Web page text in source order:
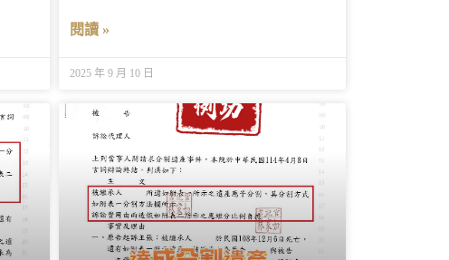
閱讀 »
2025 年 9 月 10 日